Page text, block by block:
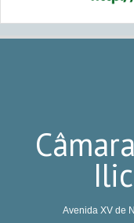
Avenida XV de